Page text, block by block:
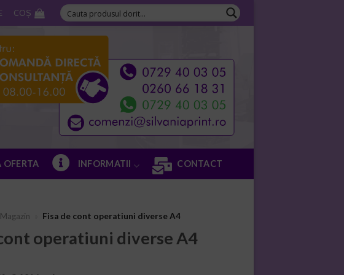
COȘ
OFERTA INFORMATII CONTACT
Magazin Fisa de cont operatiuni diverse A4
operatiuni diverse A4